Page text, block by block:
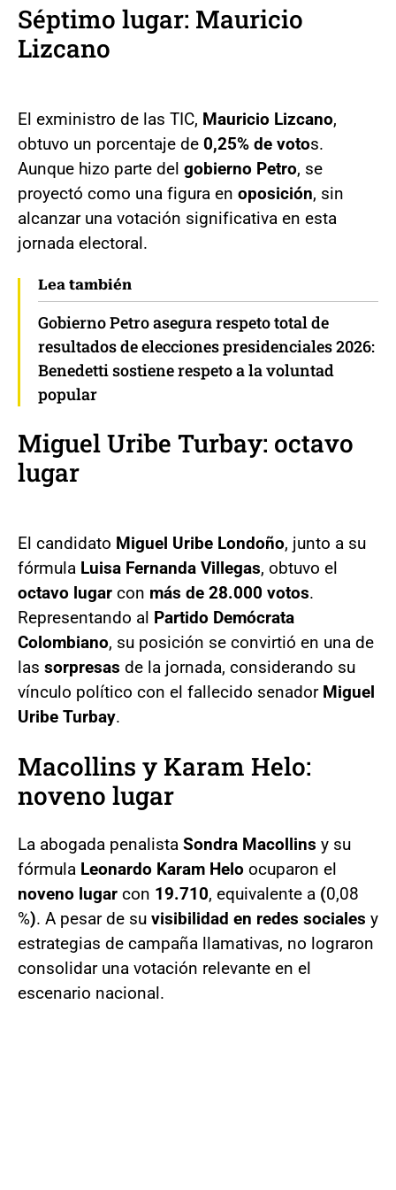
Séptimo lugar: Mauricio
Lizcano
El exministro de las TIC, Mauricio Lizcano,
obtuvo un porcentaje de 0,25% de votos.
Aunque hizo parte del gobierno Petro, se
proyectó como una figura en oposición, sin
alcanzar una votación significativa en esta
jornada electoral.
Lea también
Gobierno Petro asegura respeto total de
resultados de elecciones presidenciales 2026:
Benedetti sostiene respeto a la voluntad
popular
Miguel Uribe Turbay: octavo
lugar
El candidato Miguel Uribe Londoño, junto a su
fórmula Luisa Fernanda Villegas, obtuvo el
octavo lugar con más de 28.000 votos.
Representando al Partido Demócrata
Colombiano, su posición se convirtió en una de
las sorpresas de la jornada, considerando su
vínculo político con el fallecido senador Miguel
Uribe Turbay.
Macollins y Karam Helo:
noveno lugar
La abogada penalista Sondra Macollins y su
fórmula Leonardo Karam Helo ocuparon el
noveno lugar con 19.710, equivalente a (0,08
%). A pesar de su visibilidad en redes sociales y
estrategias de campaña llamativas, no lograron
consolidar una votación relevante en el
escenario nacional.